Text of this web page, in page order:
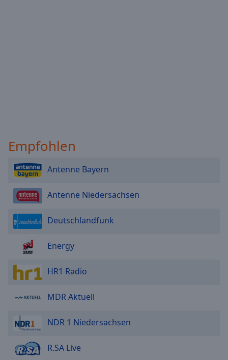
Empfohlen
Antenne Bayern
Antenne Niedersachsen
Deutschlandfunk
Energy
HR1 Radio
MDR Aktuell
NDR 1 Niedersachsen
R.SA Live